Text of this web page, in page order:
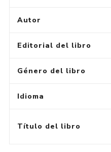
Autor
Editorial del libro
Género del libro
Idioma
Título del libro